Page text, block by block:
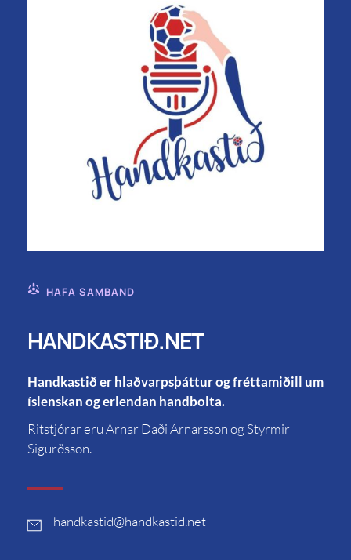
HAFA SAMBAND
HANDKASTIÐ.NET
Handkastið er hlaðvarpsþáttur og fréttamiðill um
íslenskan og erlendan handbolta.
Ritstjórar eru Arnar Daði Arnarsson og Styrmir
Sigurðsson.
handkastid@handkastid.net